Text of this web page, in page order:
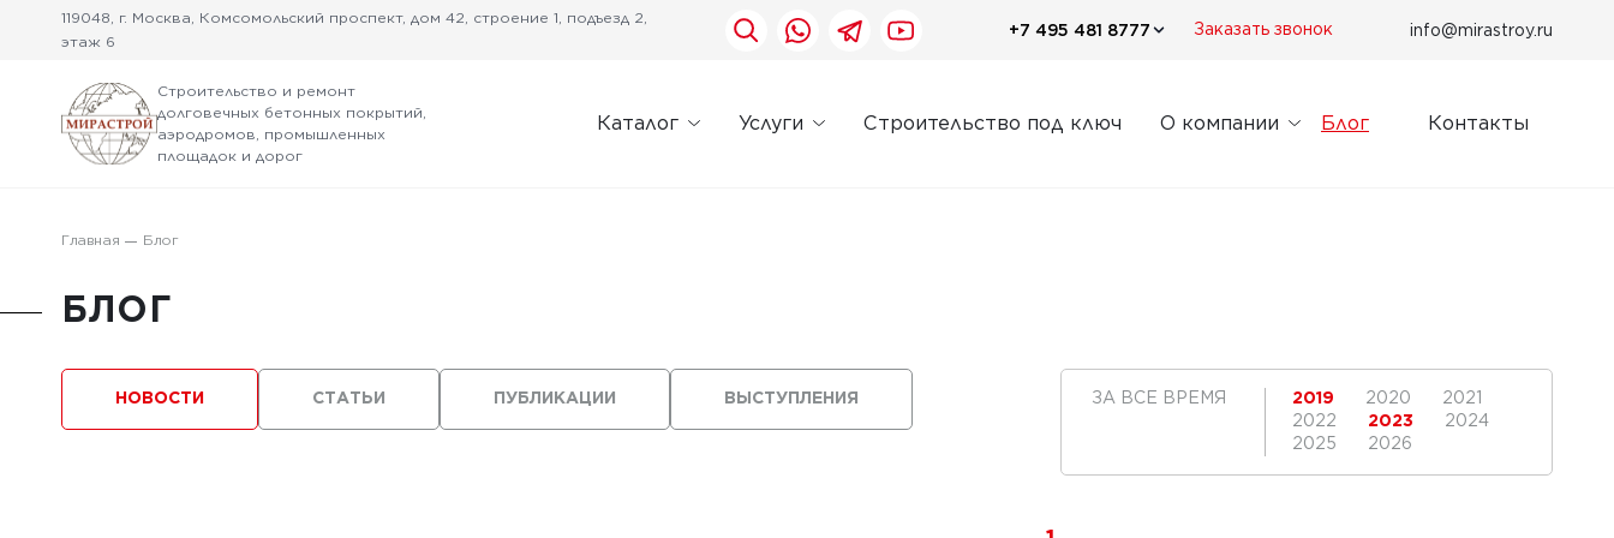
119048, г. Москва, Комсомольский проспект, дом 42, строение 1, подъезд 2,
этаж 6
+7 495 481 8777 Заказать звонок info@mirastroy.ru
Строительство и ремонт
долговечных бетонных покрытий,
аэродромов, промышленных
площадок и дорог
Каталог Услуги Строительство под ключ О компании Блог Контакты
Главная Блог
БЛОГ
ВЫСТУПЛЕНИЯ
ПУБЛИКАЦИИ
НОВОСТИ СТАТЬИ ЗА ВСЕ ВРЕМЯ 2019 2020
2021
2022
2023
2024
2025
2026